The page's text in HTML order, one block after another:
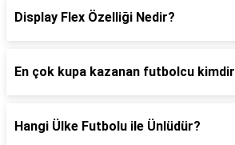
Display Flex Özelliği Nedir?
En çok kupa kazanan futbolcu kimdir
Hangi Ülke Futbolu ile Ünlüdür?